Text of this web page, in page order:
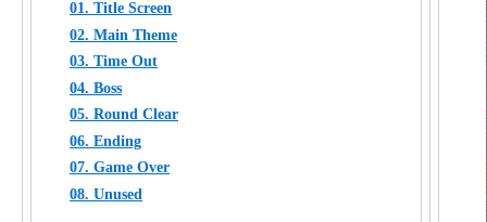
01. Title Screen
02. Main Theme
03. Time Out
04. Boss
05. Round Clear
06. Ending
07. Game Over
08. Unused